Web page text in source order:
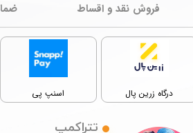
درگاه زرین پال اسنپ پی
تتراکمپ
فروش نقد و اقساط